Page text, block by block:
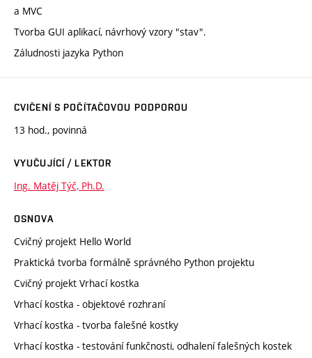
a MVC
Tvorba GUI aplikací, návrhový vzory "stav".
Záludnosti jazyka Python
CVIČENÍ S POČÍTAČOVOU PODPOROU
13 hod., povinná
VYUČUJÍCÍ / LEKTOR
Ing. Matěj Týč, Ph.D.
OSNOVA
Cvičný projekt Hello World
Praktická tvorba formálně správného Python projektu
Cvičný projekt Vrhací kostka
Vrhací kostka - objektové rozhraní
Vrhací kostka - tvorba falešné kostky
Vrhací kostka - testování funkčnosti, odhalení falešných kostek